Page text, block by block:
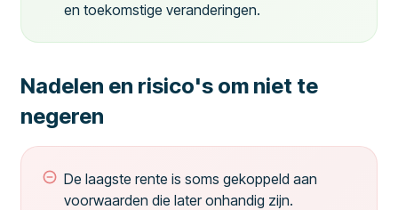
en toekomstige veranderingen.
Nadelen en risico's om niet te
negeren
De laagste rente is soms gekoppeld aan
voorwaarden die later onhandig zijn.